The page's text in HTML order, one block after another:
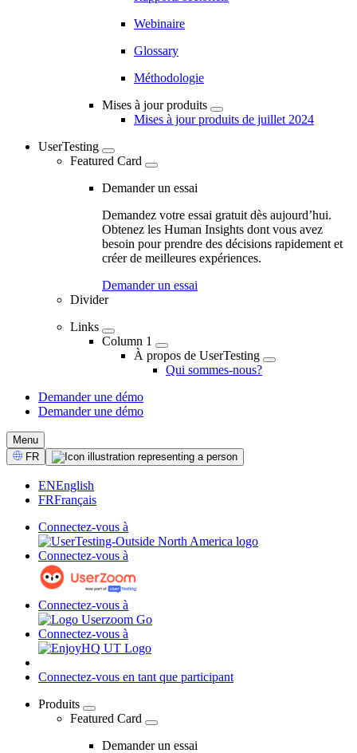
Webinaire
Glossary
Méthodologie
Mises à jour produits
Mises à jour produits de juillet 2024
UserTesting
Featured Card
Demander un essai
Demandez votre essai gratuit dès aujourd’hui.
Obtenez les Human Insights dont vous avez
besoin pour prendre des décisions rapidement et
créer de meilleures expériences.
Demander un essai
Divider
Links
Column 1
À propos de UserTesting
Qui sommes-nous?
CTA
Demander une démo
Demander une démo
Menu
Select
Language
FR
ENEnglish
FRFrançais
Connectez-vous à
Connectez-vous à
Connectez-vous à
Connectez-vous à
Connectez-vous en tant que participant
Produits
Featured Card
Demander un essai